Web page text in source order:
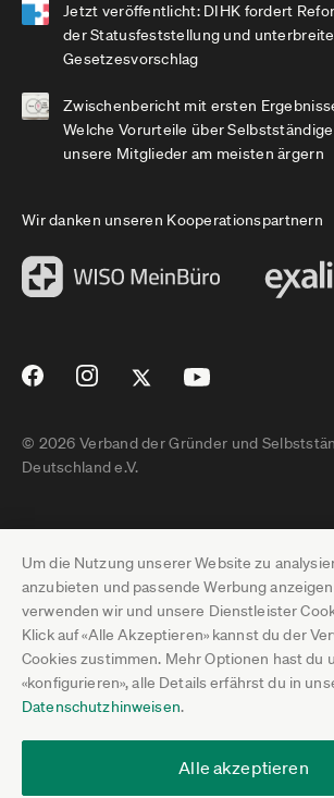
Um die Nutzung unserer Website zu
anzubieten und passende Werbung
verwenden wir und unsere Dienstleister
Klick auf «Alle Akzeptieren» kannst du der
Cookies zustimmen. Mehr Optionen hast du
«konfigurieren», alle Details erfährst du in
Datenschutzhinweisen.
Alle akzeptieren
Jetzt veröffentlicht: DIHK fordert
der Statusfeststellung und
Gesetzesvorschlag
Zwischenbericht mit ersten
Welche Vorurteile über Selbstständige
unsere Mitglieder am meisten ärgern
Wir danken unseren Kooperationspartnern
© 2026 Verband der Gründer und
Deutschland e.V.
Impressum
Datenschutz
Pressebereich
Jobs